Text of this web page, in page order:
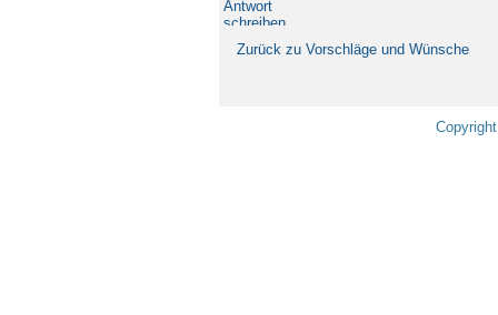
Antwort
schreiben
Zurück zu Vorschläge und Wünsche